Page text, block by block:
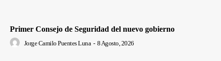
Primer Consejo de Seguridad del nuevo gobierno
Jorge Camilo Puentes Luna - 8 Agosto, 2026